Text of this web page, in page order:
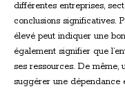
différentes entreprises,
conclusions significatives.
élevé peut indiquer une
également signifier que
ses ressources. De même,
suggérer une dépendance